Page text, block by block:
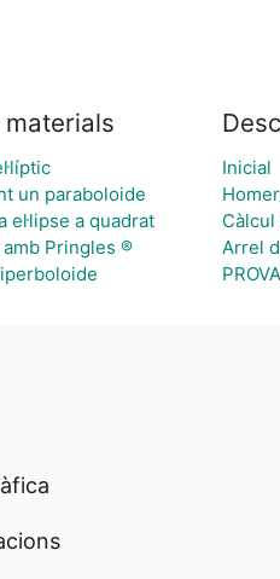
materials
un paraboloide
el·lipse a quadrat
amb Pringles ®
Inicial
Arrel